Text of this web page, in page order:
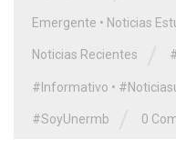
Emergente • Noticias
Noticias Recientes
#Informativo •
#SoyUnermb 0